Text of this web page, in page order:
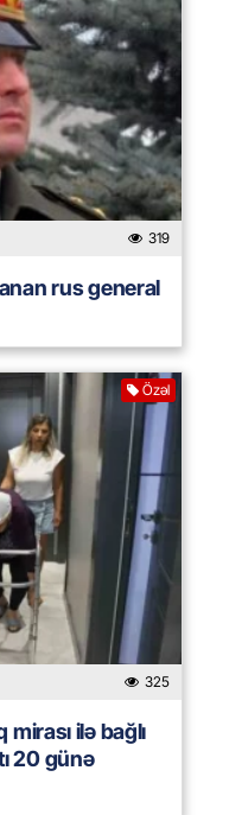
319
rus general
Özəl
325
mirası ilə bağlı
20 günə